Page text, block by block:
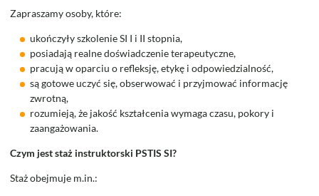
Zapraszamy osoby, które:
ukończyły szkolenie SI I i II stopnia,
posiadają realne doświadczenie terapeutyczne,
pracują w oparciu o refleksję, etykę i odpowiedzialność,
są gotowe uczyć się, obserwować i przyjmować informację
zwrotną,
rozumieją, że jakość kształcenia wymaga czasu, pokory i
zaangażowania.
Czym jest staż instruktorski PSTIS SI?
Staż obejmuje m.in.: